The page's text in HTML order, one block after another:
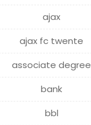
ajax
ajax fc twente
associate degree
bank
bbl